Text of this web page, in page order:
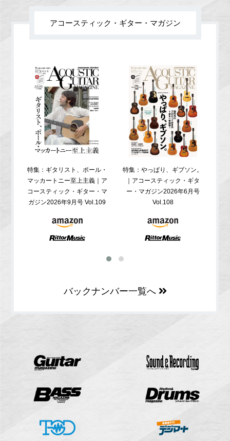
アコースティック・ギター・マガジン
特集：ギタリスト、ポール・
マッカートニー至上主義｜ア
コースティック・ギター・マ
ガジン2026年9月号 Vol.109
特集：やっぱり、ギブソン。
｜アコースティック・ギタ
ー・マガジン2026年6月号
Vol.108
バックナンバー一覧へ